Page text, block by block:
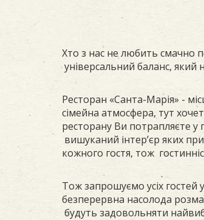
Хто з нас не любить смачно
універсальний баланс, який
Ресторан «Санта-Марія» -
сімейна атмосфера, тут
ресторану Ви потрапляєте
вишуканий інтер’єр яких
кожного гостя, тож
Тож запрошуємо усіх
безперервна насолода
будуть задовольняти